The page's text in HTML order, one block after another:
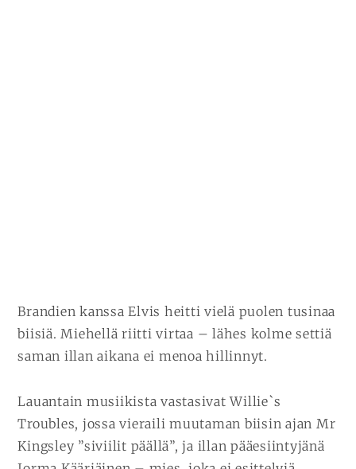
Brandien kanssa Elvis heitti vielä puolen tusinaa
biisiä. Miehellä riitti virtaa – lähes kolme settiä
saman illan aikana ei menoa hillinnyt.
Lauantain musiikista vastasivat Willie`s
Troubles, jossa vieraili muutaman biisin ajan Mr
Kingsley ”siviilit päällä”, ja illan pääesiintyjänä